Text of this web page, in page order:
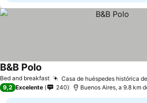
Bed and breakfast Casa de huéspedes histórica
B&B Polo
9,2 Excelente 240 Buenos Aires, a 9.8 km